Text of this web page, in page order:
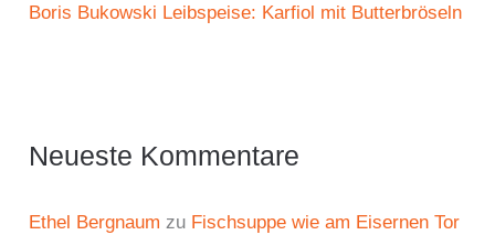
Boris Bukowski Leibspeise: Karfiol mit Butterbröseln
Neueste Kommentare
Ethel Bergnaum zu Fischsuppe wie am Eisernen Tor